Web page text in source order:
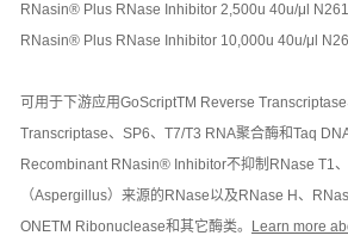
RNasin® Plus RNase Inhibitor 2,500u 40u/μl
RNasin® Plus RNase Inhibitor 10,000u 40u/μl
可用于下游应用GoScriptTM Reverse
Transcriptase、SP6、T7/T3 RNA聚合酶和Taq
Recombinant RNasin® Inhibitor不抑制RNase T1
（Aspergillus）来源的RNase以及RNase H、
ONETM Ribonuclease和其它酶类。
Learn more